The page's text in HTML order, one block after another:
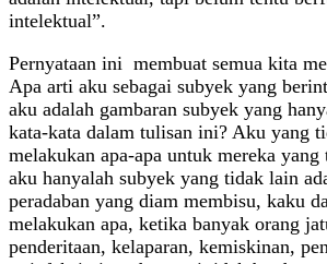
intelektual”.
Pernyataan ini membuat semua kita
Apa arti aku sebagai subyek yang
aku adalah gambaran subyek yang
kata-kata dalam tulisan ini? Aku yang
melakukan apa-apa untuk mereka
aku hanyalah subyek yang tidak lain
peradaban yang diam membisu, kaku
melakukan apa, ketika banyak orang
penderitaan, kelaparan, kemiskinan,